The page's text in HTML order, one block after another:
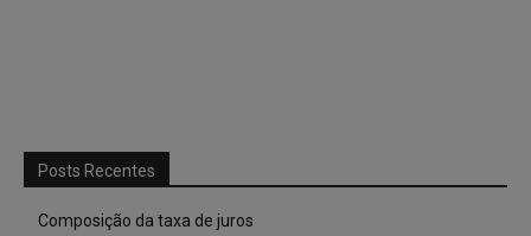
Posts Recentes
Composição da taxa de juros